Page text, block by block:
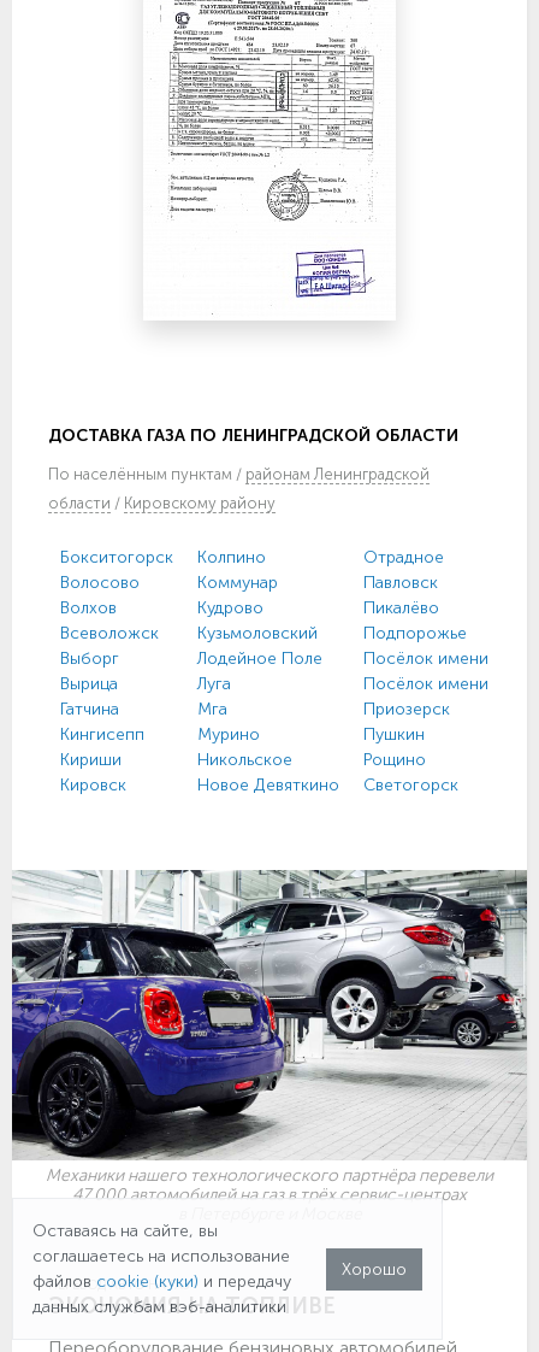
ДОСТАВКА ГАЗА ПО ЛЕНИНГРАДСКОЙ ОБЛАСТИ
По населённым пунктам / районам Ленинградской
области / Кировскому району
Бокситогорск
Волосово
Волхов
Всеволожск
Выборг
Вырица
Гатчина
Кингисепп
Кириши
Кировск
Колпино
Коммунар
Кудрово
Кузьмоловский
Лодейное Поле
Луга
Мга
Мурино
Никольское
Новое Девяткино
Отрадное
Павловск
Пикалёво
Подпорожье
Посёлок имени
Посёлок имени
Приозерск
Пушкин
Рощино
Светогорск
Механики нашего технологического партнёра перевели
47 000 автомобилей на газ в трёх сервис-центрах
ПЕРЕВОД АВТО НА ГАЗ
ЭКОНОМИЯ НА ТОПЛИВЕ
Оставаясь на сайте, вы
соглашаетесь на использование
файлов cookie (куки) и передачу
данных службам вэб-аналитики
Хорошо